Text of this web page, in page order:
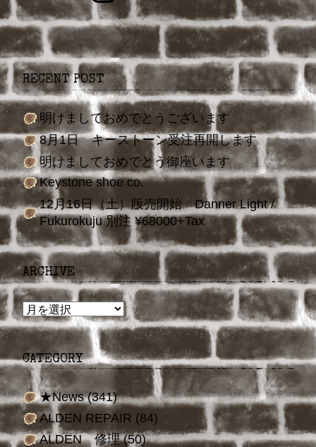
RECENT POST
明けましておめでとうございます
8月1日 キーストーン受注再開します
明けましておめでとう御座います
Keystone shoe co.
12月16日（土）販売開始 Danner Light /
Fukurokuju 別注 ¥68000+Tax
ARCHIVE
ARCHIVE
CATEGORY
★News(341)
ALDEN REPAIR (84)
ALDEN 修理(50)